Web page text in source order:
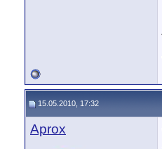
15.05.2010, 17:32
Aprox